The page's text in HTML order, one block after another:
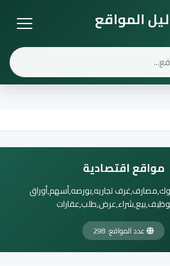
المواقع
مواقع اقتصادية
تجاريه,بورصه,أسهم,أوراق
عدد المواقع: 298